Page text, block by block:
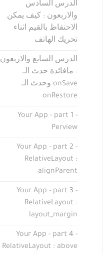
الدرس السادس
والاربعون : كيف يمكن
الاحتفاظ بالقيم اثناء
تحريك الهاتف
الدرس السابع والاربعون
: مافائدة حدث الـ
onSave وحدث الـ
onRestore
Your App - part 1 -
Perview
Your App - part 2 -
RelativeLayout :
alignParent
Your App - part 3 -
RelativeLayout :
layout_margin
Your App - part 4 -
RelativeLayout : above